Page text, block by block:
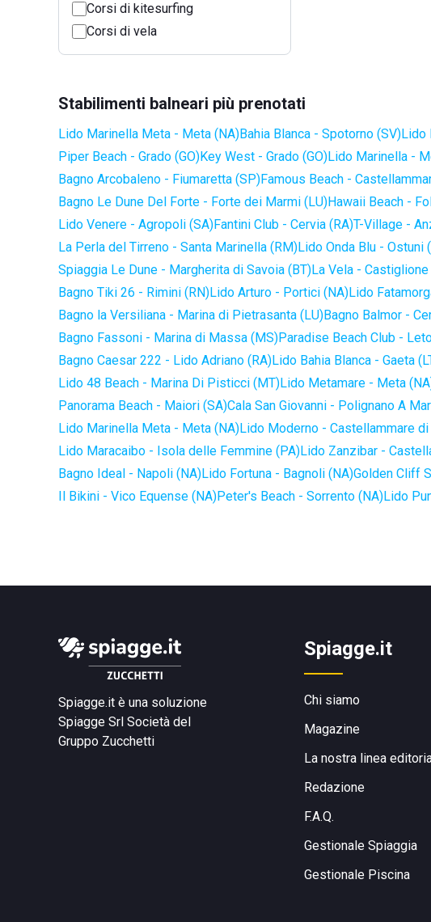
Corsi di kitesurfing
Corsi di vela
Stabilimenti balneari più prenotati
Lido Marinella Meta - Meta (NA)Bahia Blanca - Spotorno (SV)Lido
Piper Beach - Grado (GO)Key West - Grado (GO)Lido Marinella -
Bagno Arcobaleno - Fiumaretta (SP)Famous Beach -
Bagno Le Dune Del Forte - Forte dei Marmi (LU)Hawaii Beach -
Lido Venere - Agropoli (SA)Fantini Club - Cervia (RA)T-Village -
La Perla del Tirreno - Santa Marinella (RM)Lido Onda Blu - Ostuni
Spiaggia Le Dune - Margherita di Savoia (BT)La Vela -
Bagno Tiki 26 - Rimini (RN)Lido Arturo - Portici (NA)Lido
Bagno la Versiliana - Marina di Pietrasanta (LU)Bagno Balmor -
Bagno Fassoni - Marina di Massa (MS)Paradise Beach Club -
Bagno Caesar 222 - Lido Adriano (RA)Lido Bahia Blanca - Gaeta
Lido 48 Beach - Marina Di Pisticci (MT)Lido Metamare - Meta
Panorama Beach - Maiori (SA)Cala San Giovanni - Polignano A
Lido Marinella Meta - Meta (NA)Lido Moderno - Castellammare di
Lido Maracaibo - Isola delle Femmine (PA)Lido Zanzibar -
Bagno Ideal - Napoli (NA)Lido Fortuna - Bagnoli (NA)Golden Cliff
Il Bikini - Vico Equense (NA)Peter's Beach - Sorrento (NA)Lido
Spiagge.it è una soluzione
Spiagge Srl Società del
Gruppo Zucchetti
Spiagge.it
Chi siamo
Magazine
La nostra linea
Redazione
F.A.Q.
Gestionale Spiaggia
Gestionale Piscina